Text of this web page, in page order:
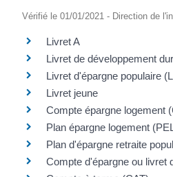
Vérifié le 01/01/2021 - Direction de
Livret A
Livret de développement
Livret d'épargne populaire
Livret jeune
Compte épargne logement
Plan épargne logement
Plan d'épargne retraite
Compte d'épargne ou livret